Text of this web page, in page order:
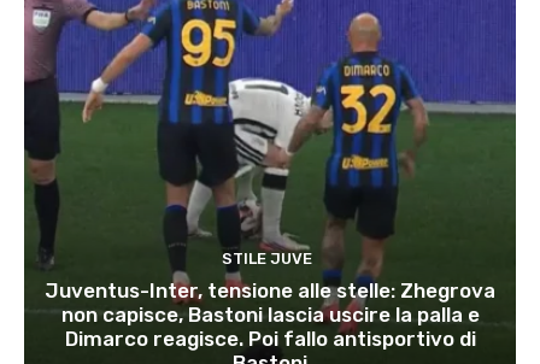
STILE JUVE
Juventus-Inter, tensione alle stelle: Zhegrova
non capisce, Bastoni lascia uscire la palla e
Dimarco reagisce. Poi fallo antisportivo di